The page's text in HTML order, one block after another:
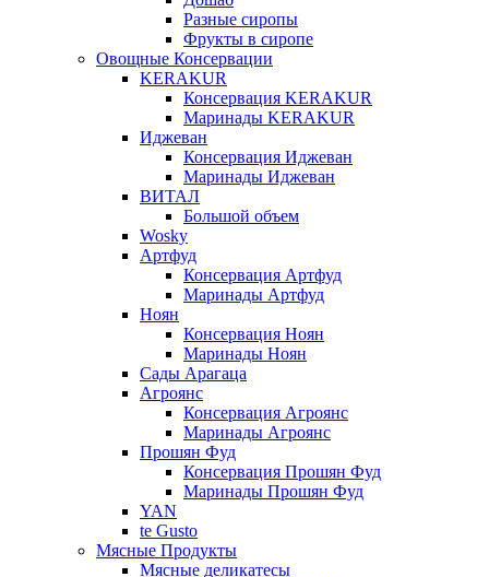
Разные сиропы
Фрукты в сиропе
Овощные Консервации
KERAKUR
Консервация KERAKUR
Маринады KERAKUR
Иджеван
Консервация Иджеван
Маринады Иджеван
ВИТАЛ
Большой объем
Wosky
Артфуд
Консервация Артфуд
Маринады Артфуд
Ноян
Консервация Ноян
Маринады Ноян
Сады Арагаца
Агроянс
Консервация Агроянс
Маринады Агроянс
Прошян Фуд
Консервация Прошян Фуд
Маринады Прошян Фуд
YAN
te Gusto
Мясные Продукты
Мясные деликатесы